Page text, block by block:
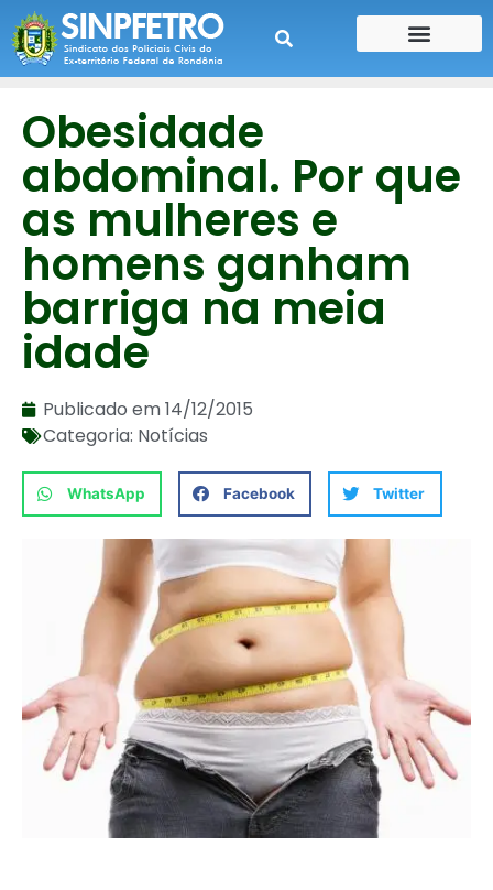
Obesidade
abdominal. Por que
as mulheres e
homens ganham
barriga na meia
idade
Publicado em14/12/2015
Categoria: Notícias
WhatsApp Facebook Twitter